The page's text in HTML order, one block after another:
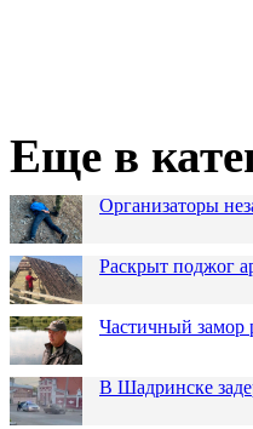
Еще в
Организаторы
Раскрыт поджог
Частичный замор
В Шадринске